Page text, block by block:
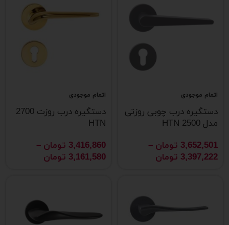
اتمام موجودی
دستگیره درب چوبی روزتی
مدل 2500 HTN
3,652,501 تومان –
3,397,222 تومان
اتمام موجودی
دستگیره درب روزت 2700
HTN
3,416,860 تومان –
3,161,580 تومان